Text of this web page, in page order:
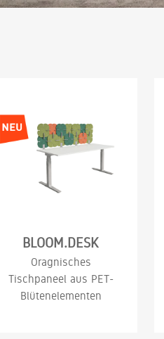
BLOOM.DESK
Oragnisches
Tischpaneel aus PET-
Blütenelementen